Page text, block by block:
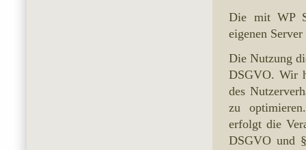
Die mit WP
eigenen
Die Nutzung
DSGVO. Wir
des
zu
erfolgt die
DSGVO und